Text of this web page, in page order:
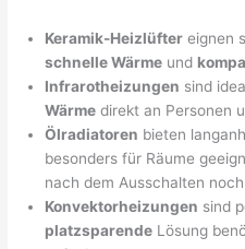
Keramik-Heizlüfter eignen
schnelle Wärme und
Infrarotheizungen sind
Wärme direkt an Personen
Ölradiatoren bieten
besonders für Räume
nach dem Ausschalten
Konvektorheizungen sind
platzsparende Lösung